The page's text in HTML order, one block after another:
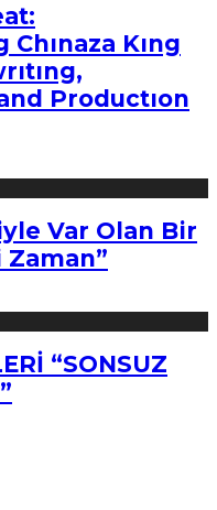
Kıng
Productıon
Var Olan Bir
Zaman”
“SONSUZ